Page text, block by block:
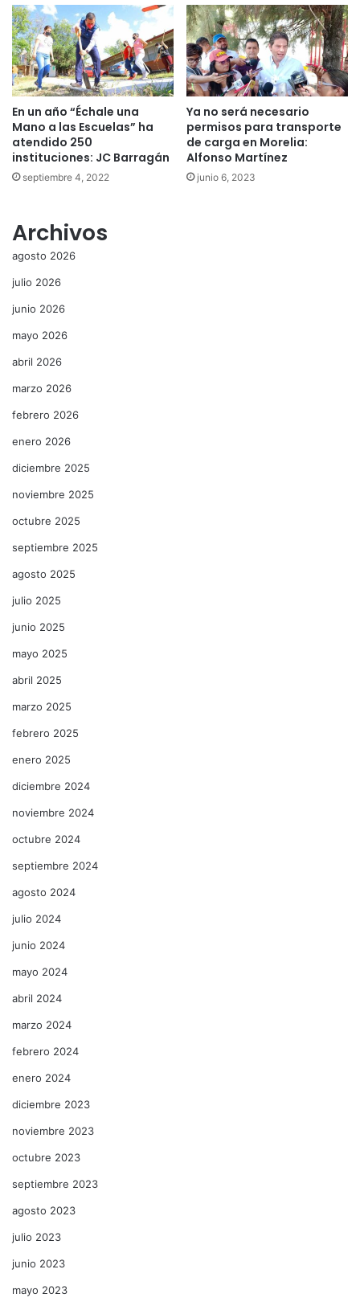
En un año “Échale una
Mano a las Escuelas” ha
atendido 250
instituciones: JC Barragán
septiembre 4, 2022
Ya no será necesario
permisos para transporte
de carga en Morelia:
Alfonso Martínez
junio 6, 2023
Archivos
agosto 2026
julio 2026
junio 2026
mayo 2026
abril 2026
marzo 2026
febrero 2026
enero 2026
diciembre 2025
noviembre 2025
octubre 2025
septiembre 2025
agosto 2025
julio 2025
junio 2025
mayo 2025
abril 2025
marzo 2025
febrero 2025
enero 2025
diciembre 2024
noviembre 2024
octubre 2024
septiembre 2024
agosto 2024
julio 2024
junio 2024
mayo 2024
abril 2024
marzo 2024
febrero 2024
enero 2024
diciembre 2023
noviembre 2023
octubre 2023
septiembre 2023
agosto 2023
julio 2023
junio 2023
mayo 2023